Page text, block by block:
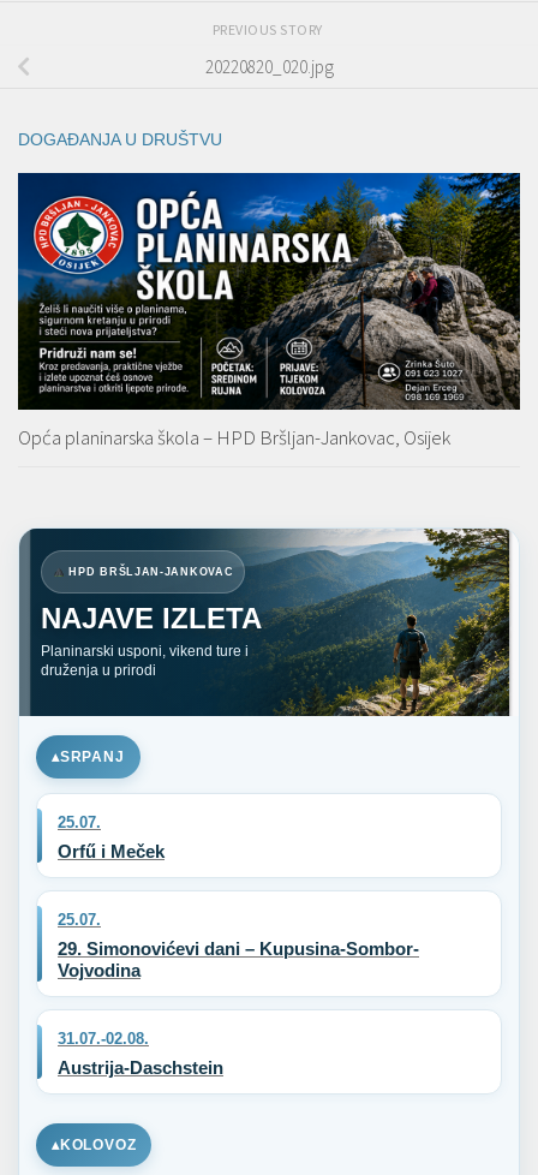
PREVIOUS STORY
20220820_020.jpg
DOGAĐANJA U DRUŠTVU
Opća planinarska škola – HPD Bršljan-Jankovac, Osijek
HPD BRŠLJAN-JANKOVAC
NAJAVE IZLETA
Planinarski usponi, vikend ture i
druženja u prirodi
SRPANJ
25.07.
Orfű i Meček
25.07.
29. Simonovićevi dani – Kupusina-Sombor-
Vojvodina
31.07.-02.08.
Austrija-Daschstein
KOLOVOZ